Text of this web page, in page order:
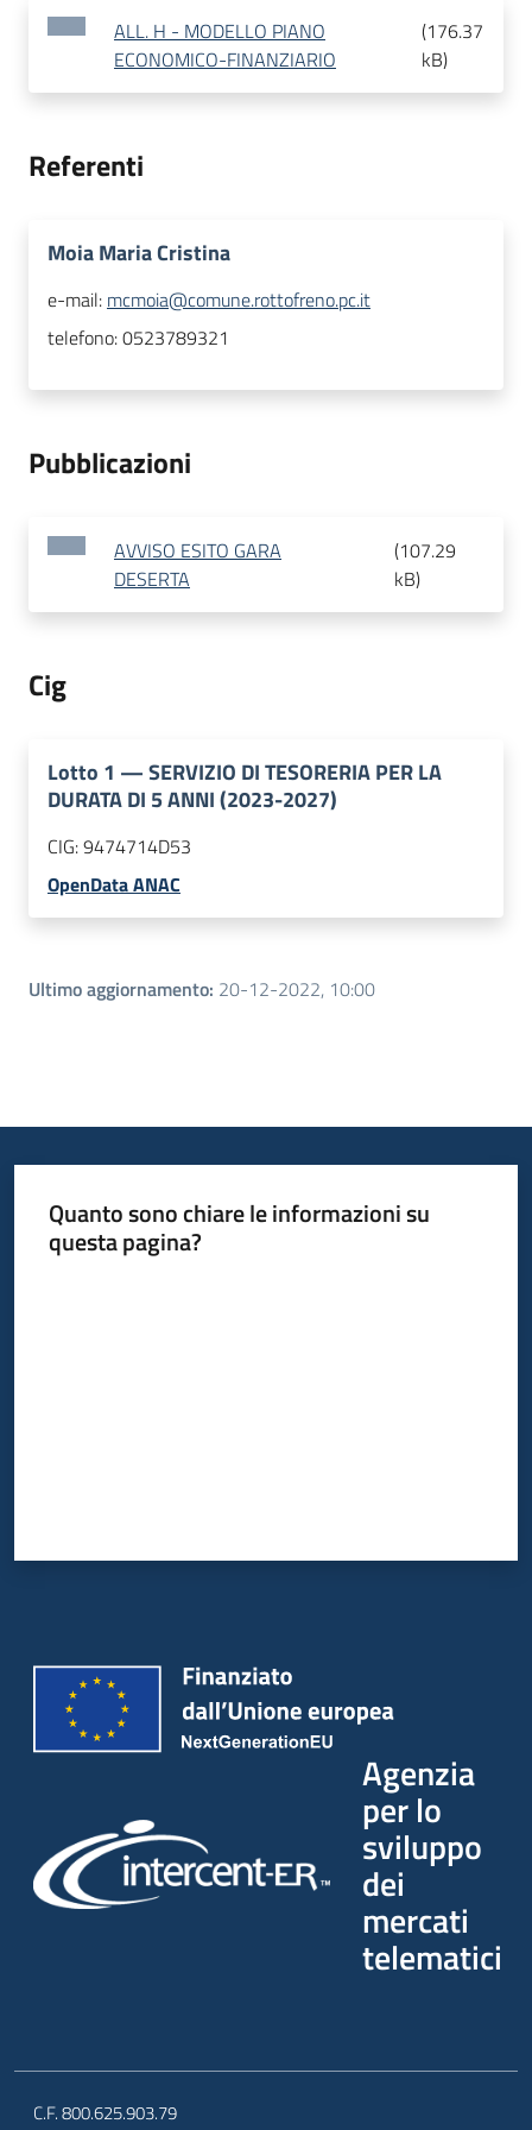
ALL. H - MODELLO PIANO
ECONOMICO-FINANZIARIO
(176.37
kB)
Referenti
Moia Maria Cristina
e-mail: mcmoia@comune.rottofreno.pc.it
telefono:0523789321
Pubblicazioni
AVVISO ESITO GARA
DESERTA
(107.29
kB)
Cig
Lotto 1 —SERVIZIO DI TESORERIA PER LA
DURATA DI 5 ANNI (2023-2027)
CIG:9474714D53
OpenData ANAC
Ultimo aggiornamento: 20-12-2022, 10:00
Quanto sono chiare le informazioni su
questa pagina?
Agenzia
per lo
sviluppo
dei
mercati
telematici
C.F. 800.625.903.79